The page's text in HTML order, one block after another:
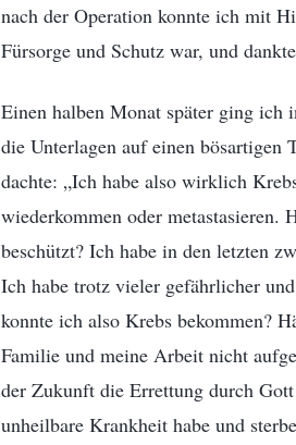
nach der Operation konnte ich mit
Fürsorge und Schutz war, und
Einen halben Monat später ging ich
die Unterlagen auf einen bösartigen
dachte: „Ich habe also wirklich
wiederkommen oder metastasieren.
beschützt? Ich habe in den letzten
Ich habe trotz vieler gefährlicher
konnte ich also Krebs bekommen?
Familie und meine Arbeit nicht
der Zukunft die Errettung durch
unheilbare Krankheit habe und